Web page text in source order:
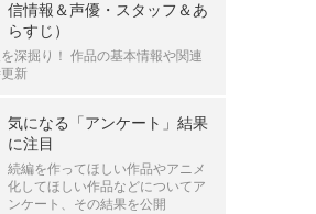
信情報＆声優・スタッフ＆あ
らすじ）
深掘り！ 作品の基本情報や関連
新
気になる「アンケート」結果
に注目
続編を作ってほしい作品やアニメ
化してほしい作品などについてア
ンケート、その結果を公開